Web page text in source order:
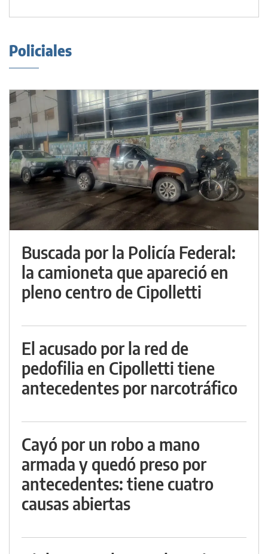
Policiales
Buscada por la Policía Federal:
la camioneta que apareció en
pleno centro de Cipolletti
El acusado por la red de
pedofilia en Cipolletti tiene
antecedentes por narcotráfico
Cayó por un robo a mano
armada y quedó preso por
antecedentes: tiene cuatro
causas abiertas